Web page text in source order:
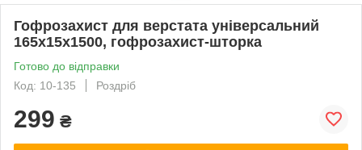
Гофрозахист для верстата універсальний
165х15х1500, гофрозахист-шторка
Готово до відправки
Код: 10-135
Роздріб
299 ₴